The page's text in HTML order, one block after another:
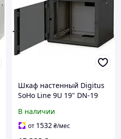
Шкаф настенный Digitus
SoHo Line 9U 19" DN-19
В наличии
от 1532₴/мес